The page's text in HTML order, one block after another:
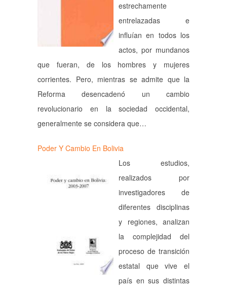
estrechamente
entrelazadas e
influían en todos los
actos, por mundanos
que fueran, de los hombres y mujeres
corrientes. Pero, mientras se admite que la
Reforma desencadenó un cambio
revolucionario en la sociedad occidental,
generalmente se considera que…
Poder Y Cambio En Bolivia
Los estudios,
realizados por
investigadores de
diferentes disciplinas
y regiones, analizan
la complejidad del
proceso de transición
estatal que vive el
país en sus distintas